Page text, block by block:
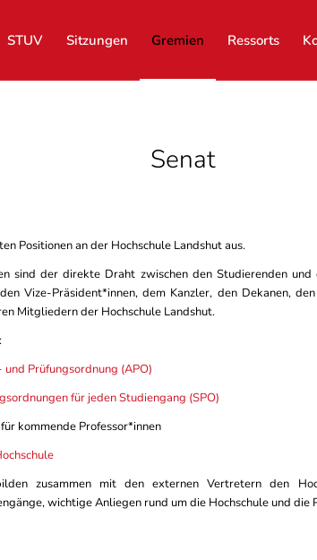
STUV Sitzungen Gremien Ressorts
Senat
Positionen an der Hochschule Landshut aus.
sind der direkte Draht zwischen den Studierenden
Vize-Präsident*innen, dem Kanzler, den Dekanen,
Mitgliedern der Hochschule Landshut.
Prüfungsordnung (APO)
für jeden Studiengang (SPO)
Professor*innen
zusammen mit den externen Vertretern den
wichtige Anliegen rund um die Hochschule und die